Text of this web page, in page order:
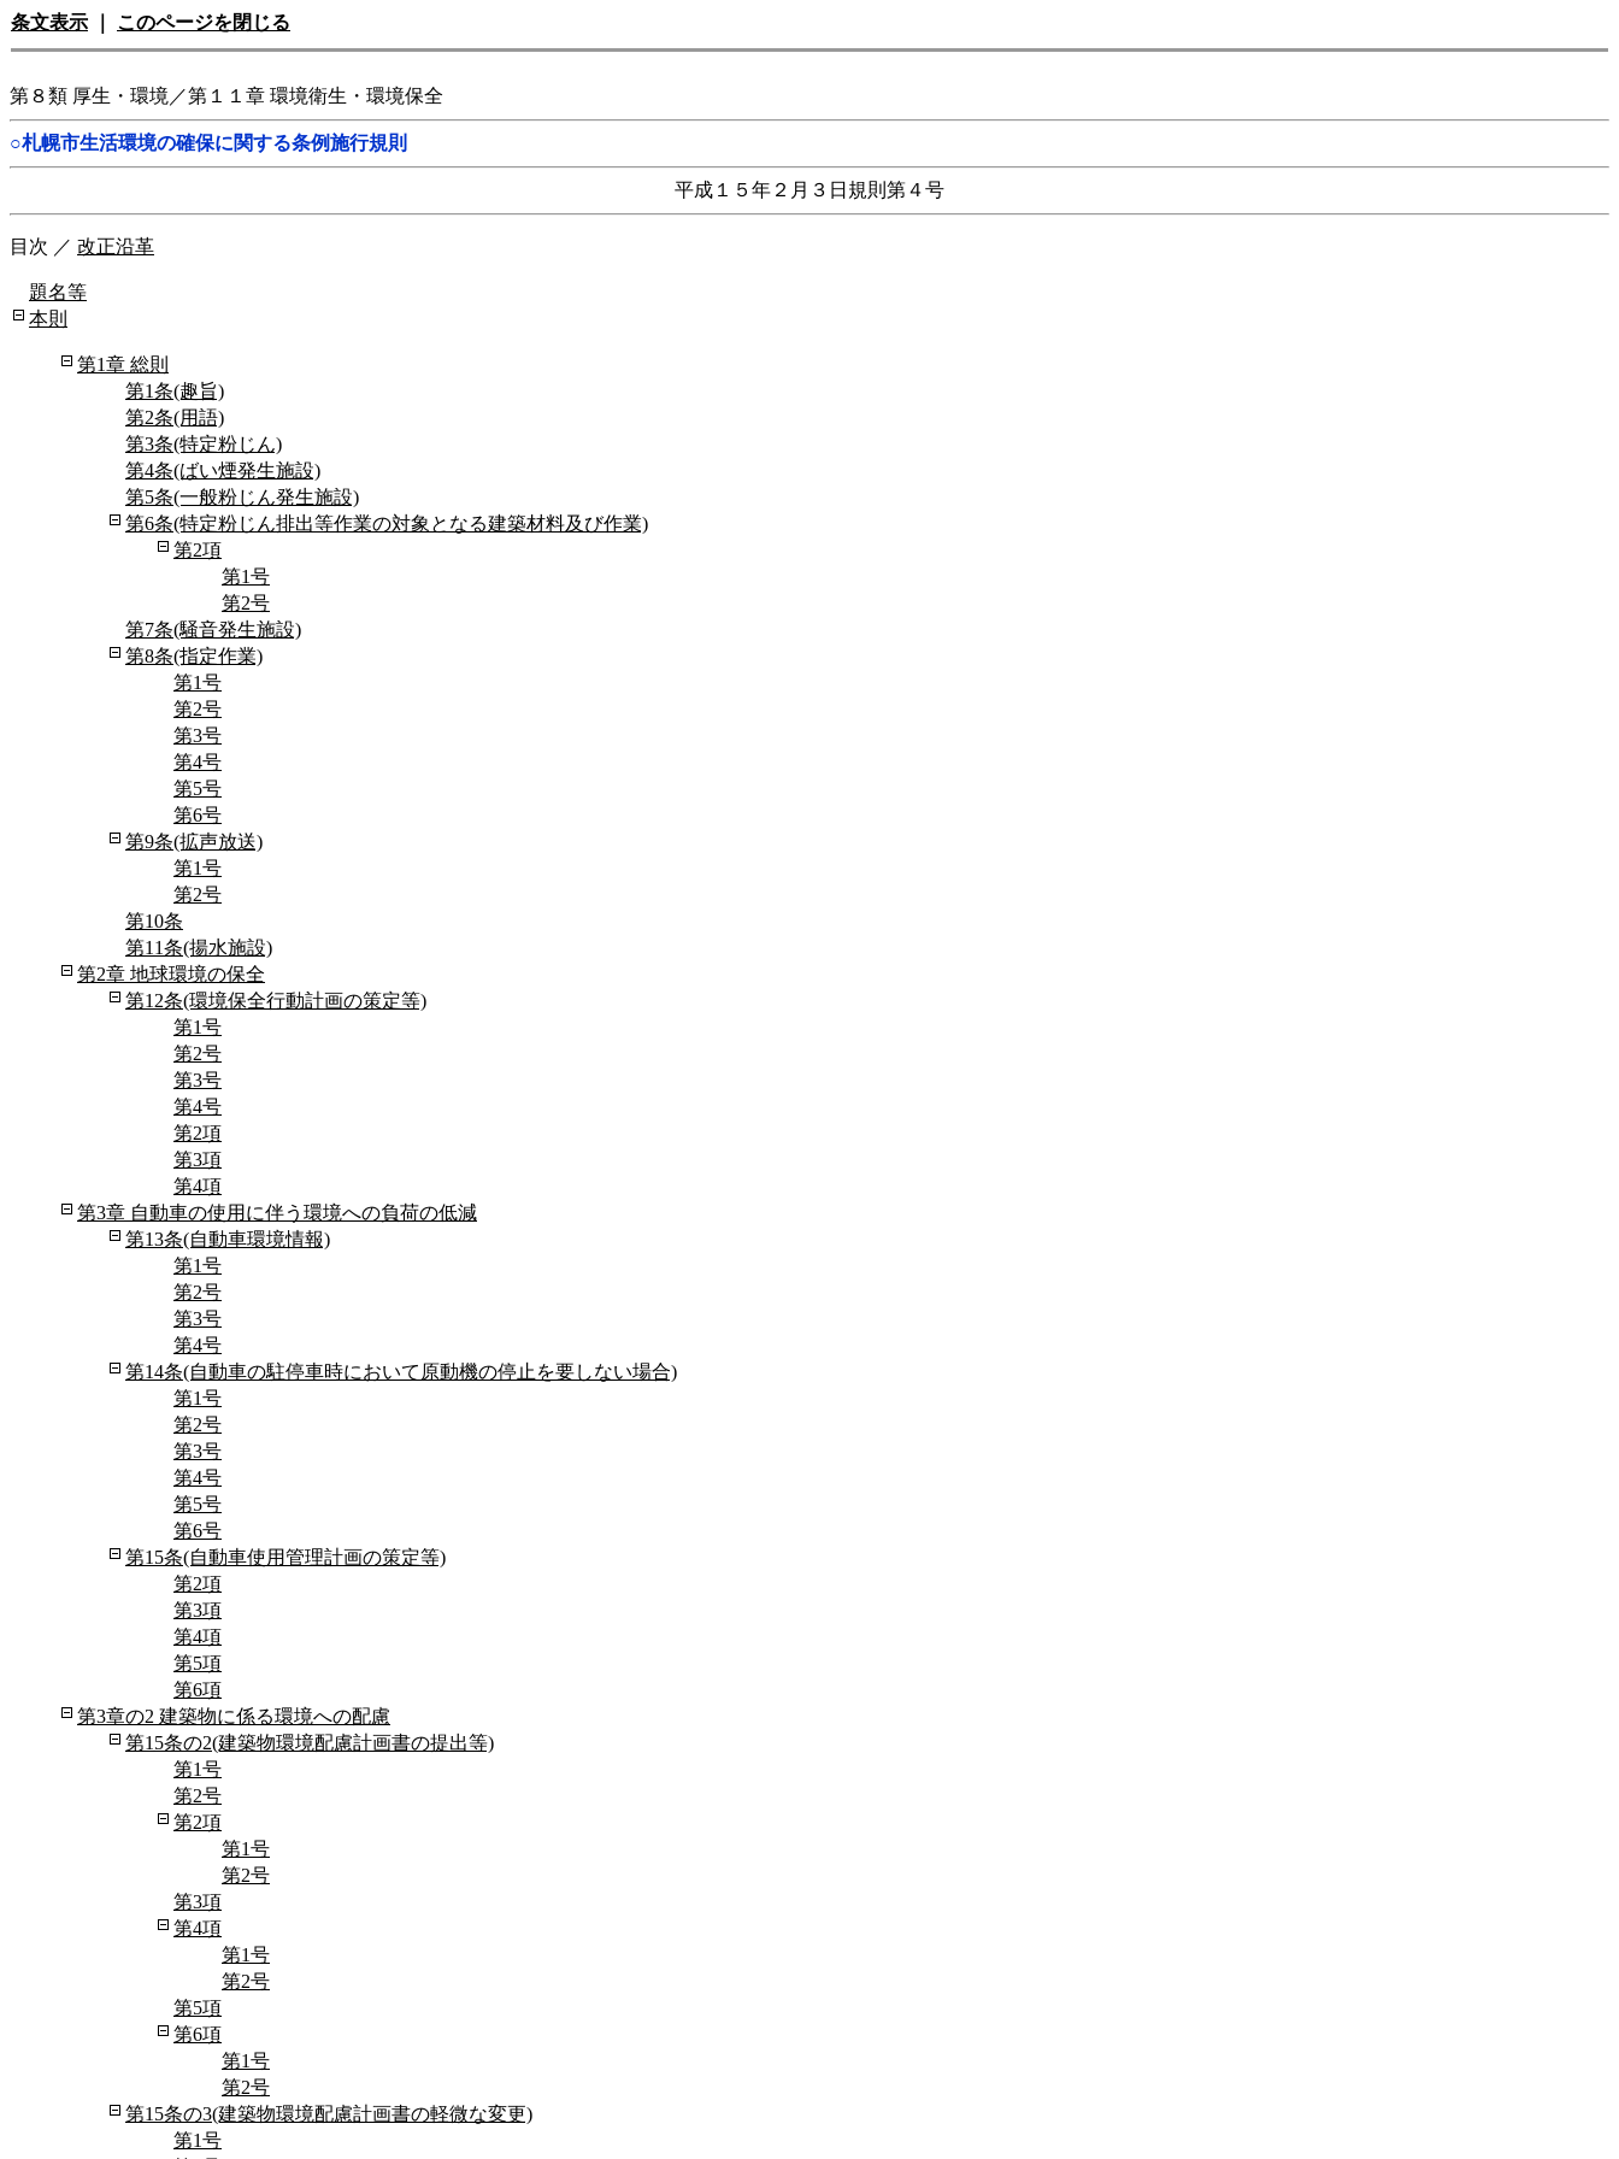
条文表示 このページを閉じる
第８類 厚生・環境／第１１章 環境衛生・環境保全
○札幌市生活環境の確保に関する条例施行規則
平成１５年２月３日規則第４号
目次 ／ 改正沿革
題名等
本則
第1章 総則
第1条(趣旨)
第2条(用語)
第3条(特定粉じん)
第4条(ばい煙発生施設)
第5条(一般粉じん発生施設)
第6条(特定粉じん排出等作業の対象となる建築材料及び作業)
第2項
第1号
第2号
第7条(騒音発生施設)
第8条(指定作業)
第1号
第2号
第3号
第4号
第5号
第6号
第9条(拡声放送)
第1号
第2号
第10条
第11条(揚水施設)
第2章 地球環境の保全
第12条(環境保全行動計画の策定等)
第1号
第2号
第3号
第4号
第2項
第3項
第4項
第3章 自動車の使用に伴う環境への負荷の低減
第13条(自動車環境情報)
第1号
第2号
第3号
第4号
第14条(自動車の駐停車時において原動機の停止を要しない場合)
第1号
第2号
第3号
第4号
第5号
第6号
第15条(自動車使用管理計画の策定等)
第2項
第3項
第4項
第5項
第6項
第3章の2 建築物に係る環境への配慮
第15条の2(建築物環境配慮計画書の提出等)
第1号
第2号
第2項
第1号
第2号
第3項
第4項
第1号
第2号
第5項
第6項
第1号
第2号
第15条の3(建築物環境配慮計画書の軽微な変更)
第1号